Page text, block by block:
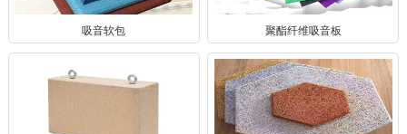
吸音软包 聚酯纤维吸音板